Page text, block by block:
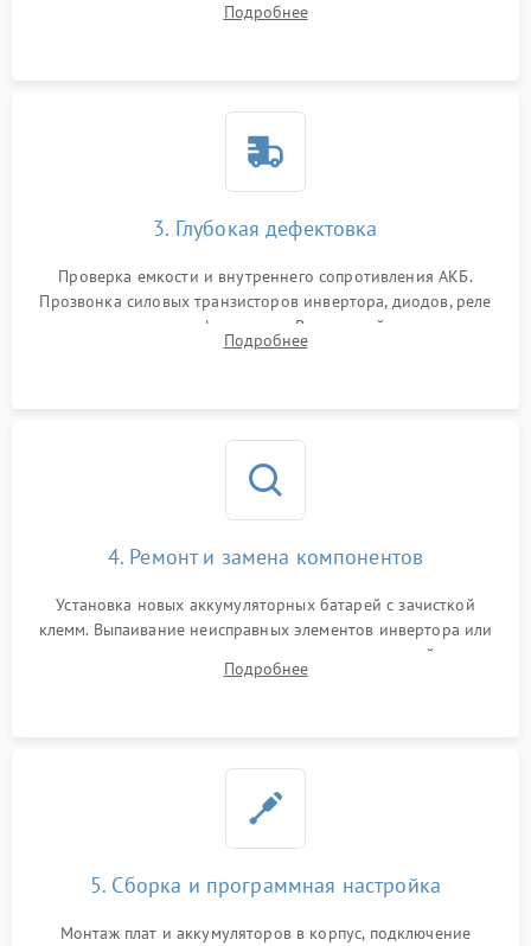
и кистей для предотвращения перегрева и замыканий.
Подробнее
3. Глубокая дефектовка
Проверка емкости и внутреннего сопротивления АКБ.
Прозвонка силовых транзисторов инвертора, диодов, реле
переключения и трансформатора. Визуальный поиск вздутых
конденсаторов и прогаров на печатной плате.
Подробнее
4. Ремонт и замена компонентов
Установка новых аккумуляторных батарей с зачисткой
клемм. Выпаивание неисправных элементов инвертора или
цепи зарядки и монтаж новых радиодеталей.
Восстановление поврежденных токоведущих дорожек и
Подробнее
5. Сборка и программная настройка
Монтаж плат и аккумуляторов в корпус, подключение